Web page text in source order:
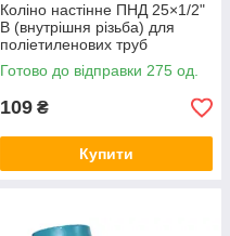
Коліно настінне ПНД 25×1/2"
В (внутрішня різьба) для
поліетиленових труб
SantehPlast Україна
Готово до відправки 275 од.
109 ₴
Купити